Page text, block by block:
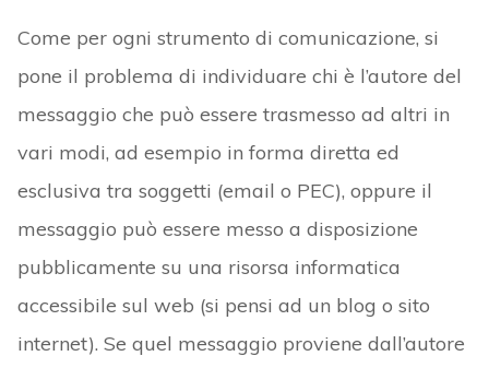
Come per ogni strumento di comunicazione, si
pone il problema di individuare chi è l’autore del
messaggio che può essere trasmesso ad altri in
vari modi, ad esempio in forma diretta ed
esclusiva tra soggetti (email o PEC), oppure il
messaggio può essere messo a disposizione
pubblicamente su una risorsa informatica
accessibile sul web (si pensi ad un blog o sito
internet). Se quel messaggio proviene dall’autore